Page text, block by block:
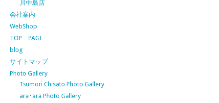
川中島店
会社案内
WebShop
TOP PAGE
blog
サイトマップ
Photo Gallery
Tsumori Chisato Photo Gallery
ara･ara Photo Gallery